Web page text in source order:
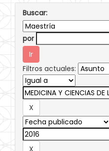
Buscar:
por
Filtros actuales: